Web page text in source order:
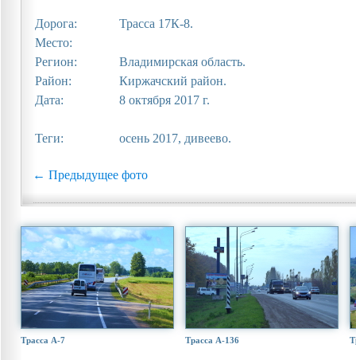
Дорога:
Трасса 17К-8.
Место:
Регион:
Владимирская область.
Район:
Киржачский район.
Дата:
8 октября 2017 г.
Теги: осень 2017, дивеево.
← Предыдущее фото
Трасса А-7 Трасса А-136